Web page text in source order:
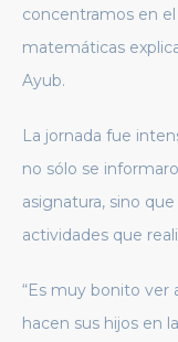
concentramos en
matemáticas
Ayub.
La jornada fue
no sólo se
asignatura, sino
actividades que
“Es muy bonito ver
hacen sus hijos en